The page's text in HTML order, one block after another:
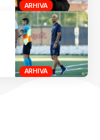
ARHIVA
ARHIVA